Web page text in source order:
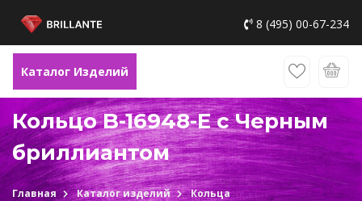
8 (495) 00-67-234
Каталог Изделий
Кольцо B-16948-E с Черным
бриллиантом
Главная Каталог изделий
Кольца